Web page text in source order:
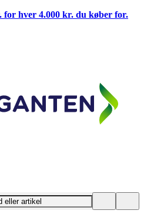
hver 4.000 kr. du køber for.